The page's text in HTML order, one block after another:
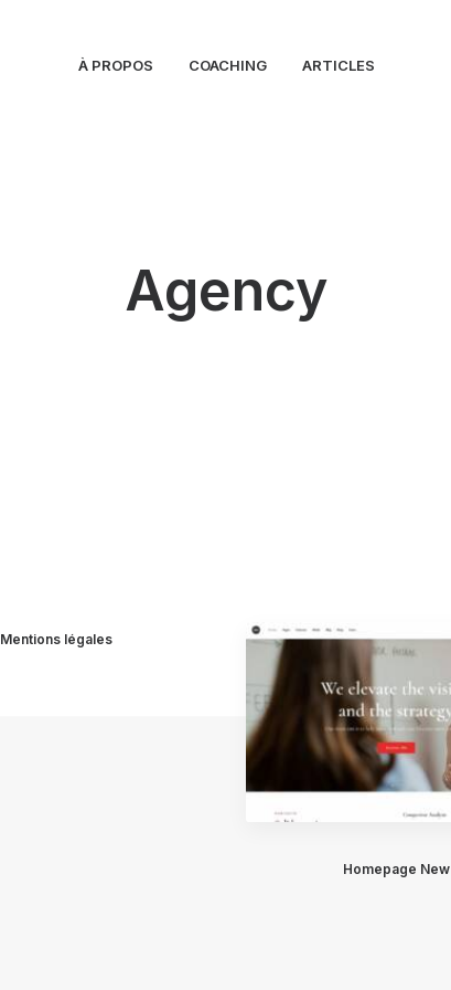
À PROPOS COACHING ARTICLES
Agency
Mentions légales
Homepage New